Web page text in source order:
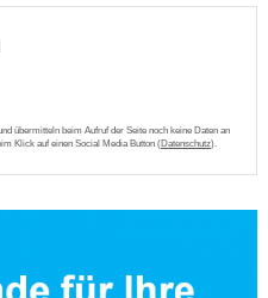
übermitteln beim Aufruf der Seite noch keine Daten an
Klick auf einen Social Media Button (Datenschutz).